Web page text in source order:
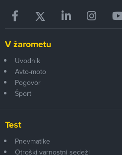
V žarometu
Uvodnik
Avto-moto
Pogovor
Šport
Test
Pnevmatike
Otroški varnostni sedeži